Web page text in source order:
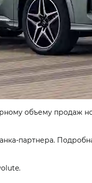
объему продаж
партнера.